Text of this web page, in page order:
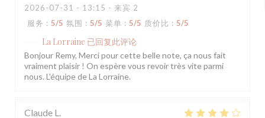
2026-07-31 - 13:15 - 来宾 2
服务 : 5/5 氛围 : 5/5 菜单 : 5/5 质价比 : 5/5
La Lorraine 已回复此评论
Bonjour Remy, Merci pour cette belle note, ça nous fait
vraiment plaisir ! On espère vous revoir très vite parmi
nous. L'équipe de La Lorraine.
Claude L